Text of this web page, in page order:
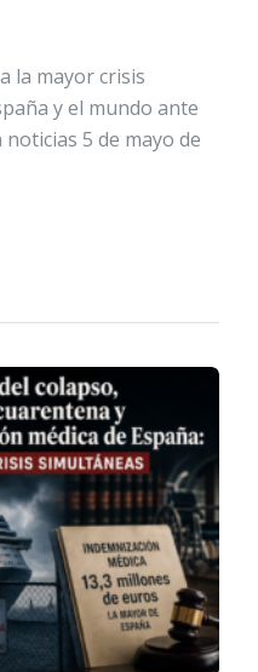
la mayor crisis
y el mundo ante
5 de mayo de